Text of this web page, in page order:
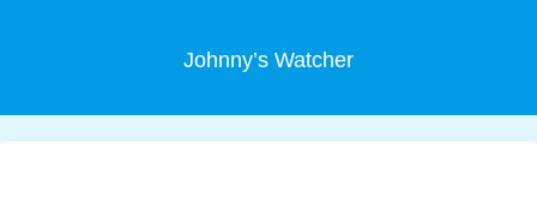
Johnny’s Watcher